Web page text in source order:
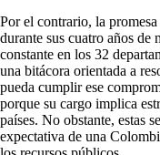
Por el contrario, la
durante sus cuatro años de
constante en los 32
una bitácora orientada a
pueda cumplir ese
porque su cargo implica
países. No obstante, estas
expectativa de una